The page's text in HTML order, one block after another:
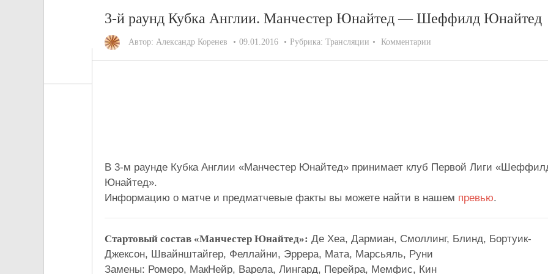
3-й раунд Кубка Англии. Манчестер Юнайтед — Шеффилд Юнайтед
Автор: Александр Коренев 09.01.2016 Рубрика: Трансляции Комментарии
В 3-м раунде Кубка Англии «Манчестер Юнайтед» принимает клуб Первой Лиги
Юнайтед».
Информацию о матче и предматчевые факты вы можете найти в нашем превью.
Стартовый состав «Манчестер Юнайтед»: Де Хеа, Дармиан, Смоллинг, Блинд, Бортуик-
Джексон, Швайнштайгер, Феллайни, Эррера, Мата, Марсьяль, Руни
Замены: Ромеро, МакНейр, Варела, Лингард, Перейра, Мемфис, Кин